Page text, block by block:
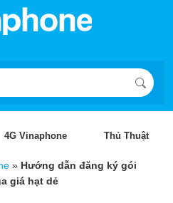
4G Vinaphone Thủ Thuật
» Hướng dẫn đăng ký gói
giá hạt dẻ